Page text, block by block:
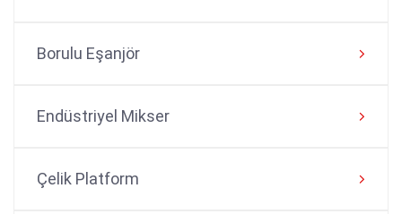
Borulu Eşanjör
Endüstriyel Mikser
Çelik Platform